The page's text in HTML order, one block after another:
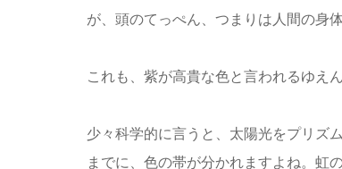
が、頭のてっぺん、つまりは人間の身
これも、紫が高貴な色と言われるゆえ
少々科学的に言うと、太陽光をプリズ
までに、色の帯が分かれますよね。虹